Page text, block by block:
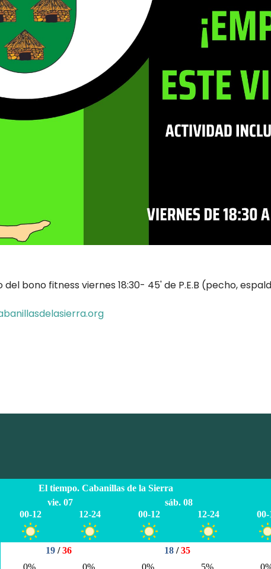
bono fitness viernes 18:30- 45' de P.E.B (pecho,